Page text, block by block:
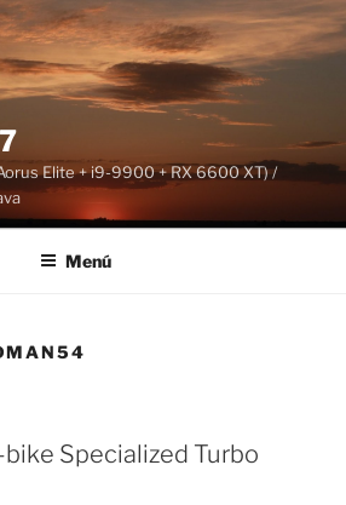
Elite + i9-9900 + RX 6600 XT) /
Menú
Specialized Turbo